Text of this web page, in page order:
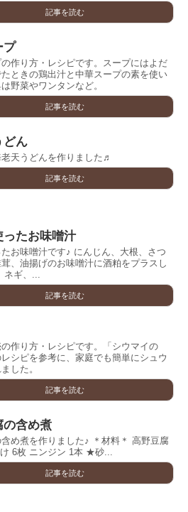
記事を読む
プ
作り方・レシピです。スープにはよだ
ときの鶏出汁と中華スープの素を使い
野菜やワンタンなど。
記事を読む
どん
天うどんを作りました♬
記事を読む
ったお味噌汁
お味噌汁です♪ にんじん、大根、さつ
、油揚げのお味噌汁に酒粕をプラスし
ネギ、...
記事を読む
作り方・レシピです。「シウマイの
シピを参考に、家庭でも簡単にシュウ
した。
記事を読む
の含め煮
め煮を作りました♪ ＊材料＊ 高野豆腐
6枚 ニンジン 1本 ★砂...
記事を読む